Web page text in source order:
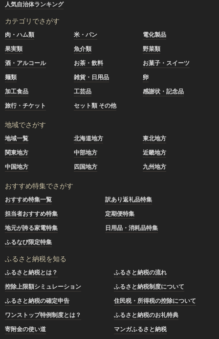
人気自治体ランキング
カテゴリでさがす
肉・ハム類 米・パン
電化製品
果実類
魚介類
野菜類
酒・アルコール
お茶・飲料
お菓子・スイーツ
麺類
雑貨・日用品
卵
加工食品
工芸品
感謝状・記念品
旅行・チケット
セット類 その他
地域でさがす
地域一覧 北海道地方
東北地方
関東地方
中部地方
近畿地方
中国地方
四国地方 九州地方
おすすめ特集でさがす
おすすめ特集一覧
訳あり返礼品特集
担当者おすすめ特集
定期便特集
地元が誇る家電特集
日用品・消耗品特集
ふるなび限定特集
ふるさと納税を知る
ふるさと納税とは？
ふるさと納税の流れ
控除上限額シミュレーション
ふるさと納税制度について
ふるさと納税の確定申告
住民税・所得税の控除について
ワンストップ特例制度とは？
ふるさと納税のお礼特典
寄附金の使い道
マンガふるさと納税